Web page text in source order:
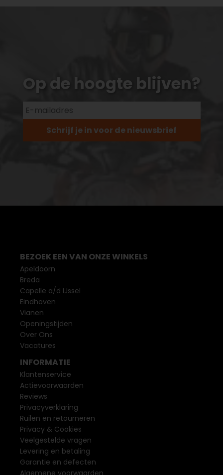
Op de hoogte blijven?
Schrijf je in voor de nieuwsbrief
BEZOEK EEN VAN ONZE WINKELS
Apeldoorn
Breda
Capelle a/d IJssel
Eindhoven
Vianen
Openingstijden
Over Ons
Vacatures
INFORMATIE
Klantenservice
Actievoorwaarden
Reviews
Privacyverklaring
Ruilen en retourneren
Privacy & Cookies
Veelgestelde vragen
Levering en betaling
Garantie en defecten
Algemene voorwaarden